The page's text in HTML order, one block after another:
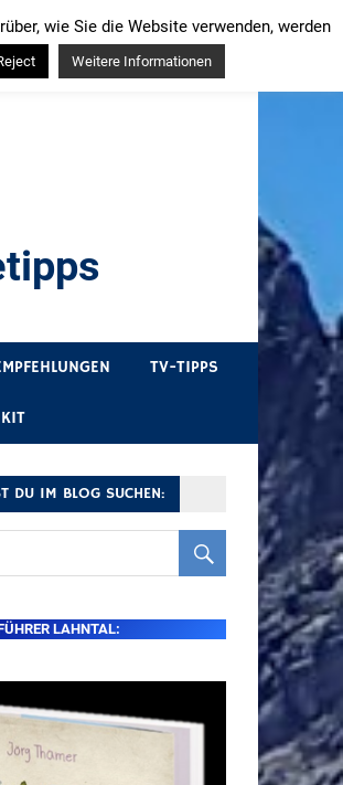
TV-TIPPS
DU IM BLOG SUCHEN:
LAHNTAL:
wie Sie die Website verwenden, werden
Weitere Informationen